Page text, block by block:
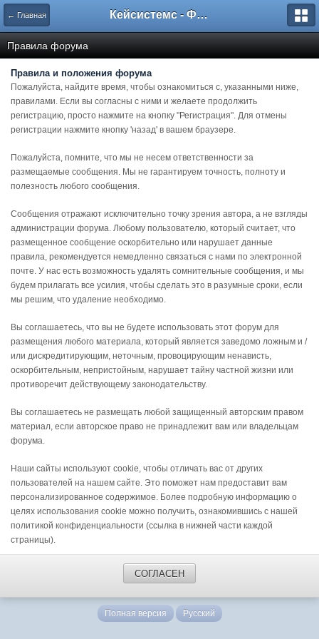
← Главная Кейсистемс - Форумы
Правила форума
Правила и положения форума
Пожалуйста, найдите время, чтобы ознакомиться с, указанными ниже,
правилами. Если вы согласны с ними и желаете продолжить
регистрацию, просто нажмите на кнопку "Регистрация". Для отмены
регистрации нажмите кнопку 'назад' в вашем браузере.
Пожалуйста, помните, что мы не несем ответственности за
размещаемые сообщения. Мы не гарантируем точность, полноту и
полезность любого сообщения.
Сообщения отражают исключительно точку зрения автора, а не взгляды
администрации форума. Любому пользователю, который считает, что
размещенное сообщение оскорбительно или нарушает данные
правила, рекомендуется немедленно связаться с нами по электронной
почте. У нас есть возможность удалять сомнительные сообщения, и мы
будем прилагать все усилия, чтобы сделать это в разумные сроки, если
мы решим, что удаление необходимо.
Вы соглашаетесь, что вы не будете использовать этот форум для
размещения любого материала, который является заведомо ложным и /
или дискредитирующим, неточным, провоцирующим ненависть,
оскорбительным, непристойным, нарушает тайну частной жизни или
противоречит действующему законодательству.
Вы соглашаетесь не размещать любой защищенный авторским правом
материал, если авторское право не принадлежит вам или владельцам
форума.
Наши сайты используют cookie, чтобы отличать вас от других
пользователей на нашем сайте. Это поможет нам предоставит вам
персонализированное содержимое. Более подробную информацию о
целях использования cookie можно получить, ознакомившись с нашей
политикой конфиденциальности (ссылка в нижней части каждой
страницы).
СОГЛАСЕН
Полная версия Русский